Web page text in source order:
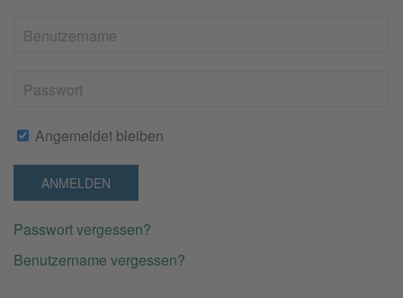
Angemeldet bleiben
ANMELDEN
Passwort vergessen?
Benutzername vergessen?